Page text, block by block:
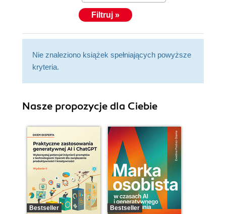
Filtruj »
Nie znaleziono książek spełniających powyższe
kryteria.
Nasze propozycje dla Ciebie
Bestseller
Bestseller